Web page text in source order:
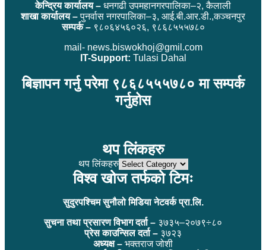
केन्द्रिय कार्यालय – धनगढी उपमहानगरपालिका–२, कैलाली
शाखा कार्यालय –पुनर्वास नगरपालिका–३, आई.बी.आर.डी.,कञ्चनपुर
सम्पर्क –९८०६४५६०२६, ९८६८५५५७८०
mail- news.biswokhoj@gmil.com
IT-Support: Tulasi Dahal
बिज्ञापन गर्नु परेमा ९८६८५५५७८० मा सम्पर्क
गर्नुहोस
थप लिंकहरु
थप लिंकहरु
विश्व खोज तर्फको टिमः
सुदुरपश्चिम सुनौलो मिडिया नेटवर्क प्रा.लि.
सुचना तथा प्रसारण विभाग दर्ता – ३७३५–२०७९÷८०
प्रेस काउन्सिल दर्ता – ३७२३
अध्यक्ष – भक्तराज जोशी